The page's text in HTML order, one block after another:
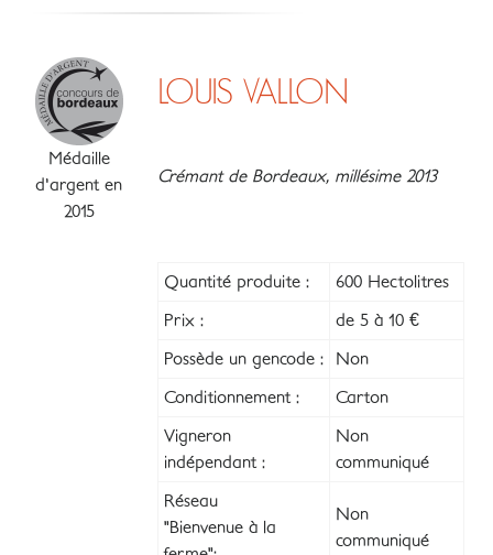
Médaille
d'argent en
2015
LOUIS VALLON
Crémant de Bordeaux, millésime 2013
Quantité produite : 600 Hectolitres
Prix : de 5 à 10 €
Possède un gencode : Non
Conditionnement : Carton
Vigneron
indépendant :
Non
communiqué
Réseau
"Bienvenue à la
Non
communiqué